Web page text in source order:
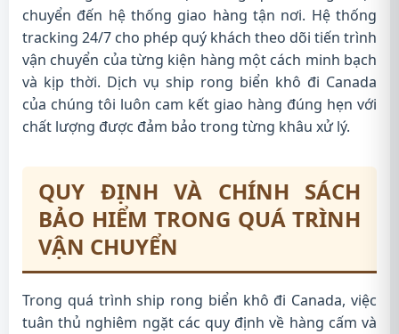
chuyển đến hệ thống giao hàng tận nơi. Hệ thống
tracking 24/7 cho phép quý khách theo dõi tiến trình
vận chuyển của từng kiện hàng một cách minh bạch
và kịp thời. Dịch vụ ship rong biển khô đi Canada
của chúng tôi luôn cam kết giao hàng đúng hẹn với
chất lượng được đảm bảo trong từng khâu xử lý.
QUY ĐỊNH VÀ CHÍNH SÁCH
BẢO HIỂM TRONG QUÁ TRÌNH
VẬN CHUYỂN
Trong quá trình ship rong biển khô đi Canada, việc
tuân thủ nghiêm ngặt các quy định về hàng cấm và